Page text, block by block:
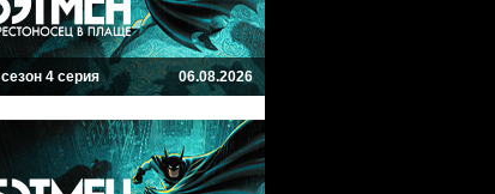
4 серия 06.08.2026